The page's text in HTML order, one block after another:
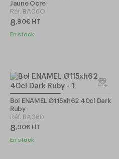
Jaune Ocre
Réf. BA06O
8,90€ HT
En stock
Bol ENAMEL Ø115xh62 40cl Dark
Ruby
Réf. BA06D
8,90€ HT
En stock